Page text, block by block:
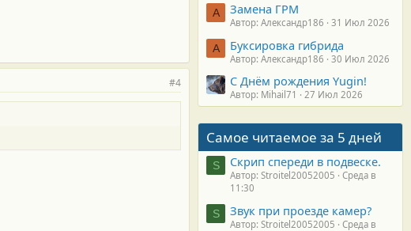
#4
А Замена ГРМ
Автор: Александр186 31 Июл 2026
А Буксировка гибрида
Автор: Александр186 30 Июл 2026
С Днём рождения Yugin!
Автор: Mihail71 27 Июл 2026
Самое читаемое за 5 дней
S Скрип спереди в подвеске.
Автор: Stroitel20052005
Среда в
11:30
S Звук при проезде камер?
Автор: Stroitel20052005
Среда в